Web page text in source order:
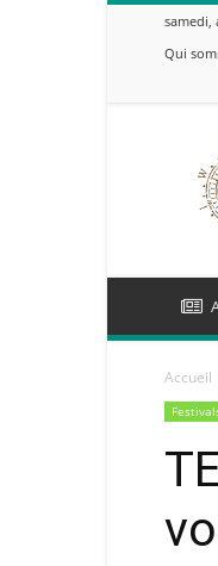
samedi,
Qui
Accueil